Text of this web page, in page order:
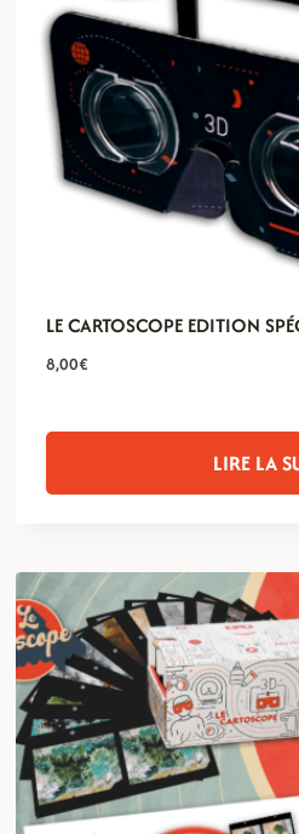
LE CARTOSCOPE EDITION
8,00€
LIRE LA